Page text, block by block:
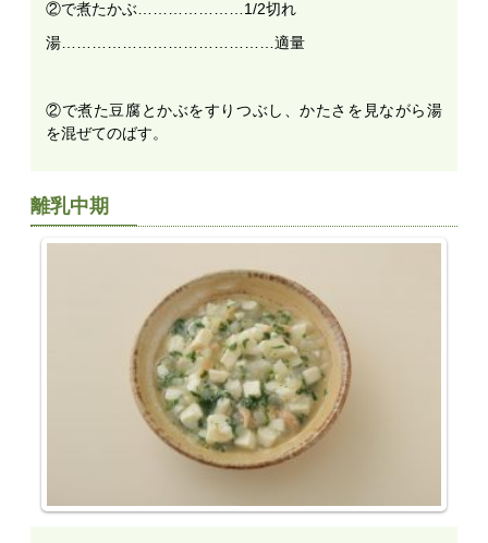
②で煮たかぶ…………………1/2切れ
湯……………………………………適量
②で煮た豆腐とかぶをすりつぶし、かたさを見ながら湯
を混ぜてのばす。
離乳中期